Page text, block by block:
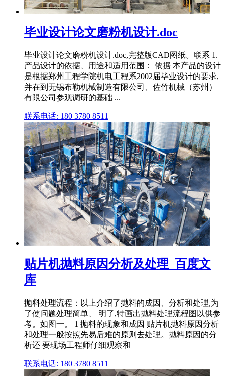
毕业设计论文磨粉机设计.doc
毕业设计论文磨粉机设计.doc,完整版CAD图纸。联系 1.
产品设计的依据、用途和适用范围： 依据 本产品的设计
是根据郑州工程学院机电工程系2002届毕业设计的要求,
并在到无锡布勒机械制造有限公司、佐竹机械（苏州）
有限公司参观调研的基础 ...
联系电话: 180 3780 8511
贴片机抛料原因分析及处理_百度文
库
抛料处理流程：以上介绍了抛料的成因、分析和处理,为
了使问题处理简单、 明了,特画出抛料处理流程图以供参
考。如图一。 1 抛料的现象和成因 贴片机抛料原因分析
和处理一般按照先易后难的原则去处理。抛料原因的分
析还 要现场工程师仔细观察和
联系电话: 180 3780 8511